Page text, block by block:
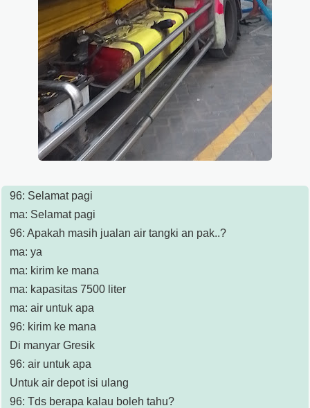
96: Selamat pagi
ma: Selamat pagi
96: Apakah masih jualan air tangki an pak..?
ma: ya
ma: kirim ke mana
ma: kapasitas 7500 liter
ma: air untuk apa
96: kirim ke mana
Di manyar Gresik
96: air untuk apa
Untuk air depot isi ulang
96: Tds berapa kalau boleh tahu?